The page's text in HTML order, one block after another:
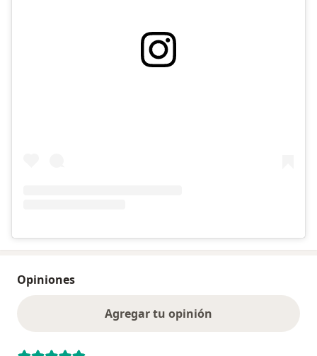
Opiniones
Agregar tu opinión